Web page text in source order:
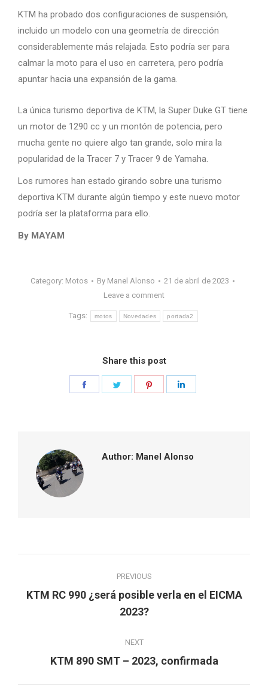
KTM ha probado dos configuraciones de suspensión,
incluido un modelo con una geometría de dirección
considerablemente más relajada. Esto podría ser para
calmar la moto para el uso en carretera, pero podría
apuntar hacia una expansión de la gama.
La única turismo deportiva de KTM, la Super Duke GT tiene
un motor de 1290 cc y un montón de potencia, pero
mucha gente no quiere algo tan grande, solo mira la
popularidad de la Tracer 7 y Tracer 9 de Yamaha.
Los rumores han estado girando sobre una turismo
deportiva KTM durante algún tiempo y este nuevo motor
podría ser la plataforma para ello.
By MAYAM
Category: Motos By Manel Alonso
21 de abril de 2023
Leave a comment
Tags: motos Novedades portada2
Share this post
Author: Manel Alonso
navigation
PREVIOUS
Previous
post:
KTM RC 990 ¿será posible verla en el EICMA
2023?
NEXT
Next
KTM 890 SMT – 2023, confirmada